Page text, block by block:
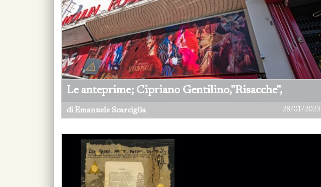
Le anteprime; Cipriano Gentilino,"Risacche",
di Emanuele Scarciglia 28/01/2023